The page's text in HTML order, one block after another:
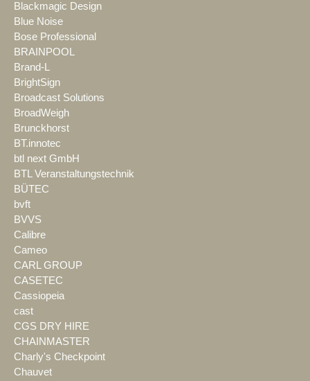
Blackmagic Design
Blue Noise
Bose Professional
BRAINPOOL
Brand-L
BrightSign
Broadcast Solutions
BroadWeigh
Brunckhorst
BT.innotec
btl next GmbH
BTL Veranstaltungstechnik
BÜTEC
bvft
BVVS
Calibre
Cameo
CARL GROUP
CASETEC
Cassiopeia
cast
CGS DRY HIRE
CHAINMASTER
Charly's Checkpoint
Chauvet